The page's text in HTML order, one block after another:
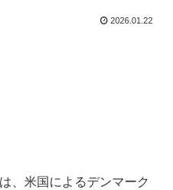
2026.01.22
、米国によるデンマーク